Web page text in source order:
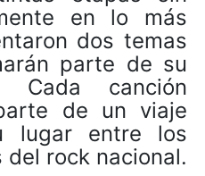
en lo más
dos temas
parte de su
Cada canción
de un viaje
lugar entre los
rock nacional.